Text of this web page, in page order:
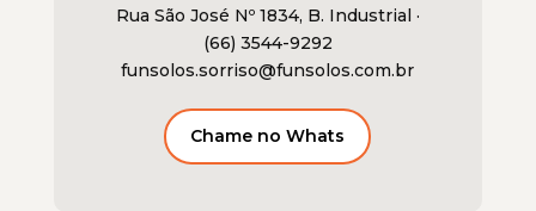
Rua São José Nº 1834, B. Industrial ·
(66) 3544-9292
funsolos.sorriso@funsolos.com.br
Chame no Whats